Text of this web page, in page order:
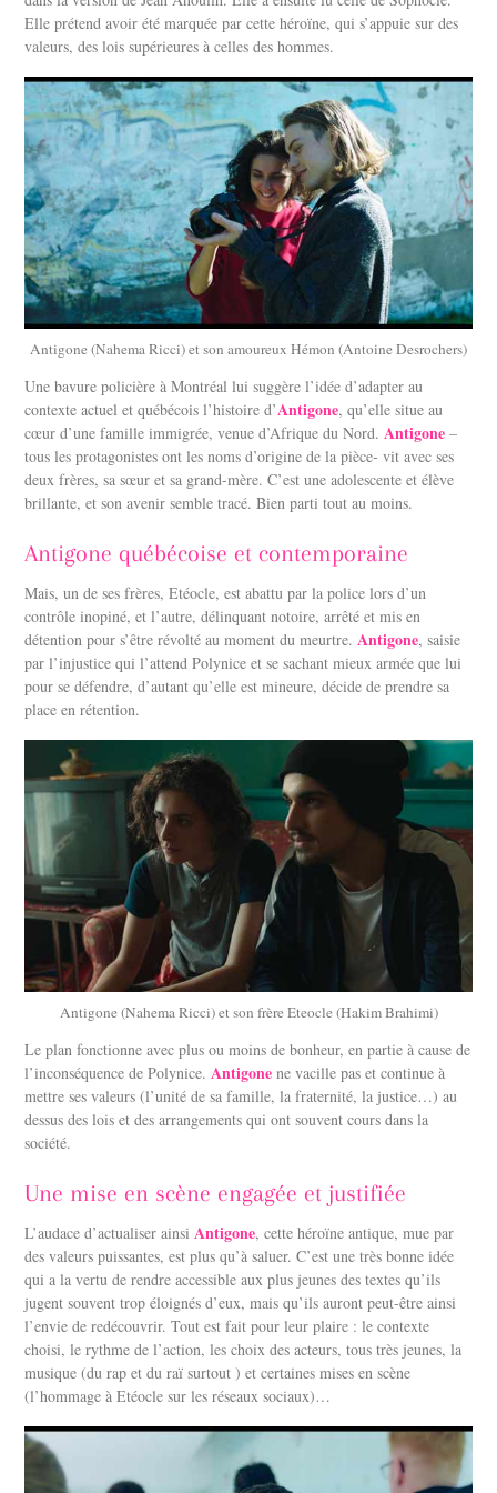
Elle prétend avoir été marquée par cette héroïne, qui s’appuie sur des
valeurs, des lois supérieures à celles des hommes.
Antigone (Nahema Ricci) et son amoureux Hémon (Antoine Desrochers)
Une bavure policière à Montréal lui suggère l’idée d’adapter au
contexte actuel et québécois l’histoire d’Antigone, qu’elle situe au
cœur d’une famille immigrée, venue d’Afrique du Nord.Antigone –
tous les protagonistes ont les noms d’origine de la pièce- vit avec ses
deux frères, sa sœur et sa grand-mère. C’est une adolescente et élève
brillante, et son avenir semble tracé. Bien parti tout au moins.
Antigone québécoise et contemporaine
Mais, un de ses frères, Etéocle, est abattu par la police lors d’un
contrôle inopiné, et l’autre, délinquant notoire, arrêté et mis en
détention pour s’être révolté au moment du meurtre.Antigone, saisie
par l’injustice qui l’attend Polynice et se sachant mieux armée que lui
pour se défendre, d’autant qu’elle est mineure, décide de prendre sa
place en rétention.
Antigone (Nahema Ricci) et son frère Eteocle (Hakim Brahimi)
Le plan fonctionne avec plus ou moins de bonheur, en partie à cause de
l’inconséquence de Polynice.Antigone ne vacille pas et continue à
mettre ses valeurs (l’unité de sa famille, la fraternité, la justice…) au
dessus des lois et des arrangements qui ont souvent cours dans la
société.
Une mise en scène engagée et justifiée
L’audace d’actualiser ainsiAntigone, cette héroïne antique, mue par
des valeurs puissantes, est plus qu’à saluer. C’est une très bonne idée
qui a la vertu de rendre accessible aux plus jeunes des textes qu’ils
jugent souvent trop éloignés d’eux, mais qu’ils auront peut-être ainsi
l’envie de redécouvrir. Tout est fait pour leur plaire : le contexte
choisi, le rythme de l’action, les choix des acteurs, tous très jeunes, la
musique (du rap et du raï surtout ) et certaines mises en scène
(l’hommage à Etéocle sur les réseaux sociaux)…